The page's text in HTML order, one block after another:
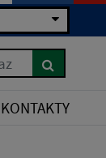
KONTAKTY